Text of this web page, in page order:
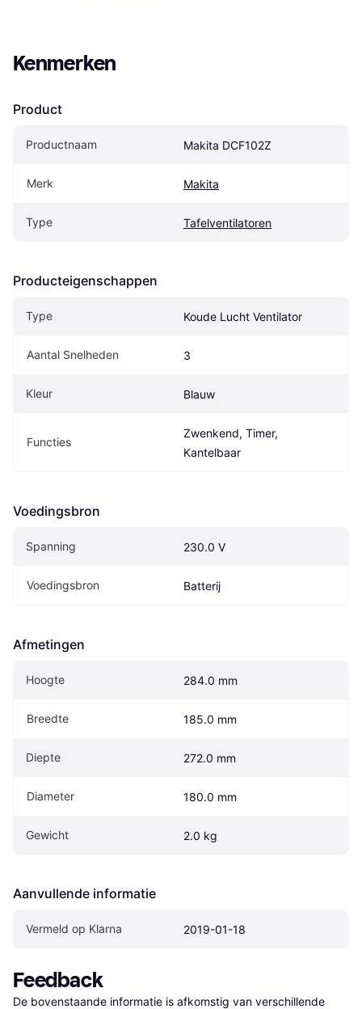
Kenmerken
Product
Productnaam Makita DCF102Z
Merk Makita
Type Tafelventilatoren
Producteigenschappen
Type Koude Lucht Ventilator
Aantal Snelheden 3
Kleur Blauw
Functies
Zwenkend, Timer,
Kantelbaar
Voedingsbron
Spanning 230.0 V
Voedingsbron Batterij
Afmetingen
Hoogte 284.0 mm
Breedte 185.0 mm
Diepte 272.0 mm
Diameter 180.0 mm
Gewicht 2.0 kg
Aanvullende informatie
Vermeld op Klarna 2019-01-18
Feedback
De bovenstaande informatie is afkomstig van verschillende